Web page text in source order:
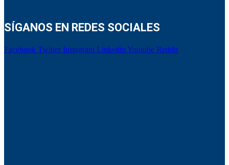
SÍGANOS EN REDES SOCIALES
Facebook Twitter Instagram Linkedin Youtube Reddit